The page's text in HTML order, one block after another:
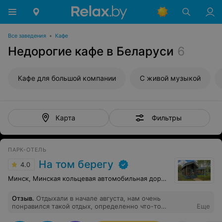
Все заведения • Кафе
Недорогие кафе в Беларуси 6
Кафе для большой компании С живой музыкой
Карта Фильтры
ПАРК-ОТЕЛЬ
4.0 На том берегу
Минск, Минская кольцевая автомобильная дорога, 286
Отзыв. Отдыхали в начале августа, нам очень
понравился такой отдых, определенно что-то
Еще